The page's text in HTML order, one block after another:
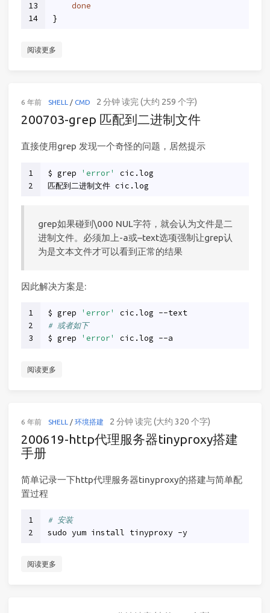
13
14
done
}
阅读更多
6 年前 SHELL / CMD 2 分钟 读完 (大约 259 个字)
200703-grep 匹配到二进制文件
直接使用grep 发现一个奇怪的问题，居然提示
1
2
$ grep 'error'
cic.log
匹配到二进制文件 cic.log
grep如果碰到\000 NUL字符，就会认为文件是二
进制文件。必须加上-a或–text选项强制让grep认
为是文本文件才可以看到正常的结果
因此解决方案是:
1
2
3
$ grep 'error'
cic.log --text
# 或者如下
$ grep
'error' cic.log --a
阅读更多
6 年前 SHELL / 环境搭建 2 分钟 读完 (大约 320 个字)
200619-http代理服务器tinyproxy搭建
手册
简单记录一下http代理服务器tinyproxy的搭建与简单配
置过程
1
2
# 安装
sudo yum install tinyproxy -y
阅读更多